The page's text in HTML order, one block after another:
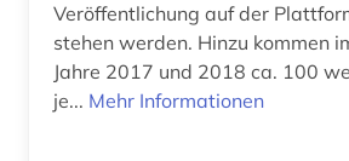
anatomie (15)
anden (1)
angestellter (1)
Veröffentlichung auf der
stehen werden. Hinzu kommen
Jahre 2017 und 2018 ca. 100
je... Mehr Informationen